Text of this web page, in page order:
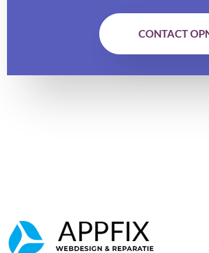
CONTACT